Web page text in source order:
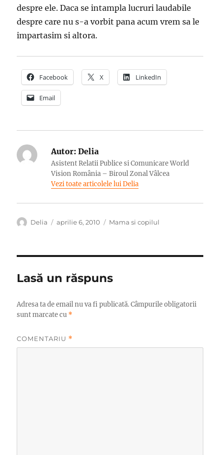
despre ele. Daca se intampla lucruri laudabile
despre care nu s-a vorbit pana acum vrem sa le
impartasim si altora.
Facebook X LinkedIn
Email
Autor: Delia
Asistent Relatii Publice si Comunicare World
Vision România – Biroul Zonal Vâlcea
Vezi toate articolele lui Delia
Autor
Delia
Publicat
aprilie 6, 2010 Categorii
Mama si copilul
Lasă un răspuns
Adresa ta de email nu va fi publicată. Câmpurile obligatorii
sunt marcate cu *
COMENTARIU *